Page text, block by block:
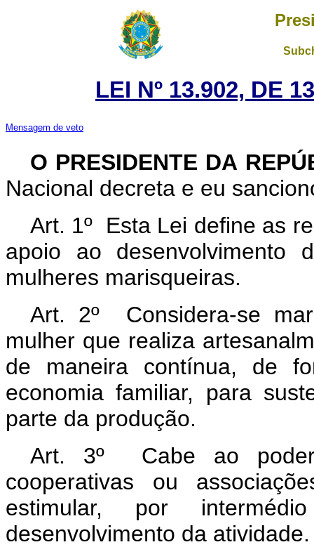
LEI Nº 13.902, DE
Mensagem de veto
O PRESIDENTE DA
Nacional decreta e eu
Art. 1º Esta Lei define as
apoio ao desenvolvimento
mulheres marisqueiras.
Art. 2º Considera-se
mulher que realiza
de maneira contínua, de
economia familiar, para
parte da produção.
Art. 3º Cabe ao
cooperativas ou
estimular, por
desenvolvimento da atividade.